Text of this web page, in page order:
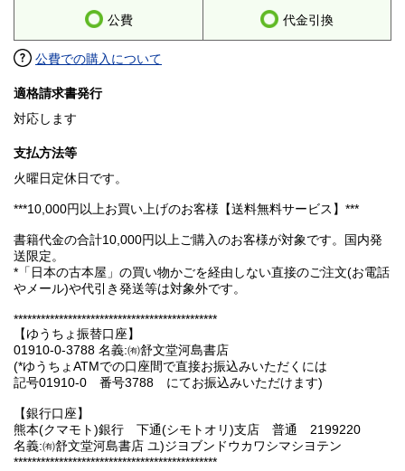
公費 代金引換
公費での購入について
適格請求書発行
対応します
支払方法等
火曜日定休日です。
***10,000円以上お買い上げのお客様【送料無料サービス】***
書籍代金の合計10,000円以上ご購入のお客様が対象です。国内発
送限定。
*「日本の古本屋」の買い物かごを経由しない直接のご注文(お電話
やメール)や代引き発送等は対象外です。
*********************************************
【ゆうちょ振替口座】
01910-0-3788 名義:㈲舒文堂河島書店
(*ゆうちょATMでの口座間で直接お振込みいただくには
記号01910-0 番号3788 にてお振込みいただけます)
【銀行口座】
熊本(クマモト)銀行 下通(シモトオリ)支店 普通 2199220
名義:㈲舒文堂河島書店 ユ)ジヨブンドウカワシマシヨテン
*********************************************